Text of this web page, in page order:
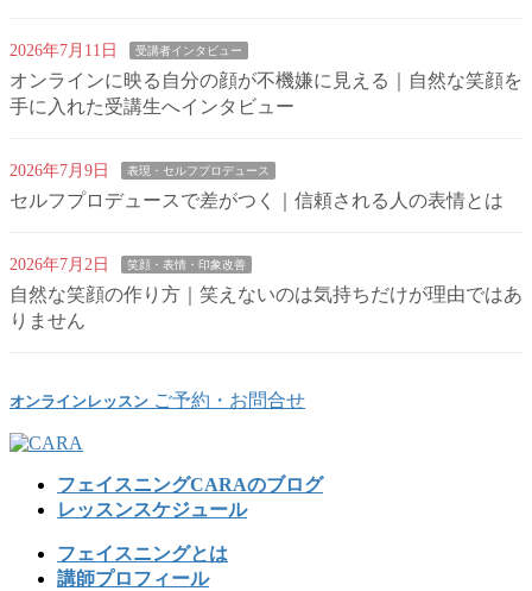
2026年7月11日 受講者インタビュー
オンラインに映る自分の顔が不機嫌に見える｜自然な笑顔を
手に入れた受講生へインタビュー
2026年7月9日 表現・セルフプロデュース
セルフプロデュースで差がつく｜信頼される人の表情とは
2026年7月2日 笑顔・表情・印象改善
自然な笑顔の作り方｜笑えないのは気持ちだけが理由ではあ
りません
オンラインレッスン ご予約・お問合せ
フェイスニングCARAのブログ
レッスンスケジュール
フェイスニングとは
講師プロフィール